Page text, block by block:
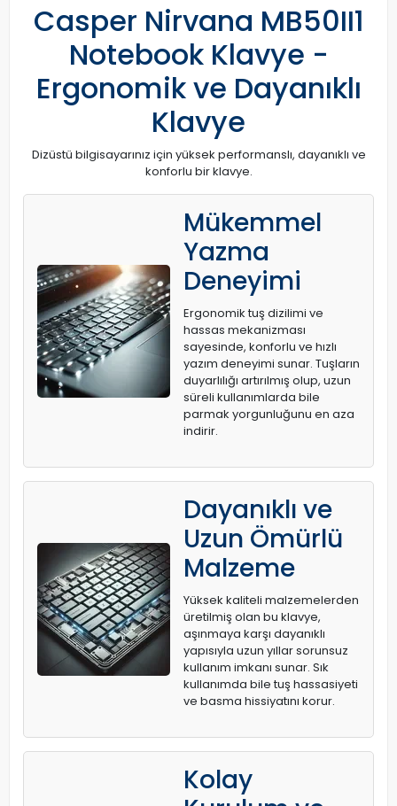
Casper Nirvana MB50II1
Notebook Klavye -
Ergonomik ve Dayanıklı
Klavye
Dizüstü bilgisayarınız için yüksek performanslı, dayanıklı ve
konforlu bir klavye.
Mükemmel
Yazma
Deneyimi
Ergonomik tuş dizilimi ve
hassas mekanizması
sayesinde, konforlu ve hızlı
yazım deneyimi sunar. Tuşların
duyarlılığı artırılmış olup, uzun
süreli kullanımlarda bile
parmak yorgunluğunu en aza
indirir.
Dayanıklı ve
Uzun Ömürlü
Malzeme
Yüksek kaliteli malzemelerden
üretilmiş olan bu klavye,
aşınmaya karşı dayanıklı
yapısıyla uzun yıllar sorunsuz
kullanım imkanı sunar. Sık
kullanımda bile tuş hassasiyeti
ve basma hissiyatını korur.
Kolay